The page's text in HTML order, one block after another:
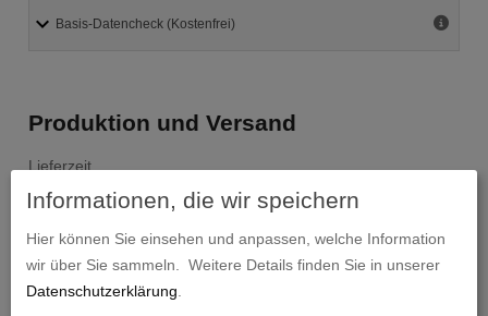
Produktion und Versand
Lieferzeit
Absenderadresse
Informationen, die wir speichern
Hier können Sie einsehen und anpassen, welche Information
wir über Sie sammeln.
Weitere Details finden Sie in unserer
Datenschutzerklärung